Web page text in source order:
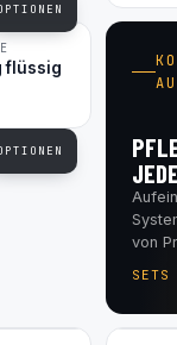
flüssig
von
SETS